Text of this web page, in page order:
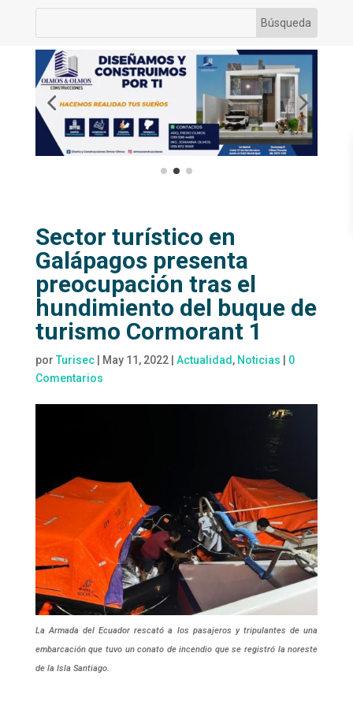
Sector turístico en
Galápagos presenta
preocupación tras el
hundimiento del buque de
turismo Cormorant 1
por Turisec| May 11, 2022| Actualidad , Noticias
0
Comentarios
La Armada del Ecuador rescató a los pasajeros y tripulantes de una
embarcación que tuvo un conato de incendio que se registró la noreste
de la Isla Santiago.